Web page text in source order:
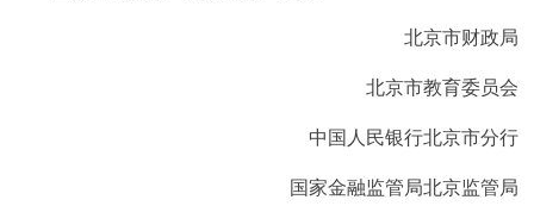
北京市财政局
北京市教育委员会
中国人民银行北京市分行
国家金融监管局北京监管局